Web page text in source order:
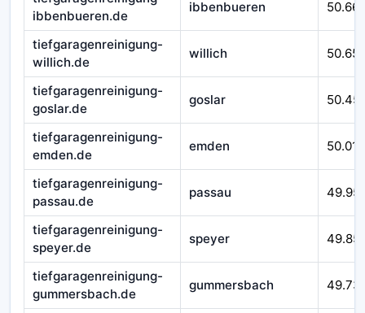
ibbenbueren.de
ibbenbueren
tiefgaragenreinigung-
willich.de
willich
tiefgaragenreinigung-
goslar.de
goslar
tiefgaragenreinigung-
emden.de
emden 50.016
tiefgaragenreinigung-
passau.de
passau
tiefgaragenreinigung-
speyer.de
speyer
tiefgaragenreinigung-
gummersbach.de
gummersbach